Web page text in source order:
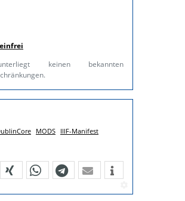
keinen bekannten
MODS IIIF-Manifest